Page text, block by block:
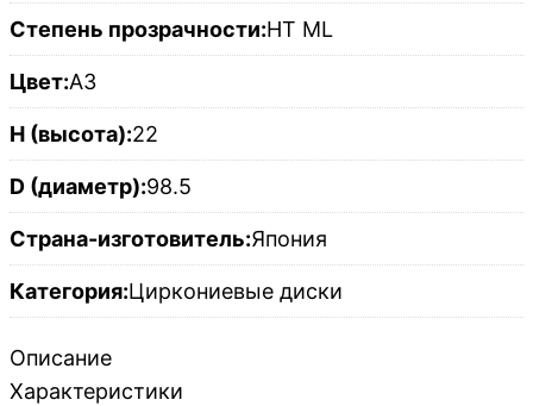
Степень прозрачности:HT ML
Цвет:A3
H (высота):22
D (диаметр):98.5
Страна-изготовитель:Япония
Категория:Циркониевые диски
Описание
Характеристики